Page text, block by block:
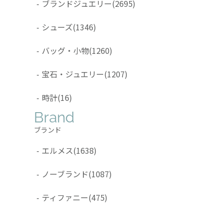
- ブランドジュエリー(2695)
- シューズ(1346)
- バッグ・小物(1260)
- 宝石・ジュエリー(1207)
- 時計(16)
Brand
ブランド
- エルメス(1638)
- ノーブランド(1087)
- ティファニー(475)